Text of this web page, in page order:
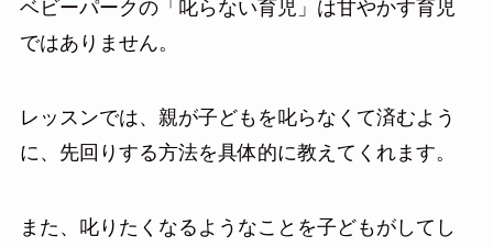
ベビーパークの「叱らない育児」は甘やかす育児
ではありません。
レッスンでは、親が子どもを叱らなくて済むよう
に、先回りする方法を具体的に教えてくれます。
また、叱りたくなるようなことを子どもがしてし